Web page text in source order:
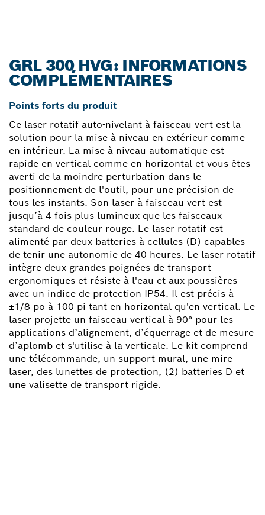
GRL 300 HVG: INFORMATIONS
COMPLÉMENTAIRES
Points forts du produit
Ce laser rotatif auto-nivelant à faisceau vert est la
solution pour la mise à niveau en extérieur comme
en intérieur. La mise à niveau automatique est
rapide en vertical comme en horizontal et vous êtes
averti de la moindre perturbation dans le
positionnement de l'outil, pour une précision de
tous les instants. Son laser à faisceau vert est
jusqu’à 4 fois plus lumineux que les faisceaux
standard de couleur rouge. Le laser rotatif est
alimenté par deux batteries à cellules (D) capables
de tenir une autonomie de 40 heures. Le laser rotatif
intègre deux grandes poignées de transport
ergonomiques et résiste à l'eau et aux poussières
avec un indice de protection IP54. Il est précis à
±1/8 po à 100 pi tant en horizontal qu'en vertical. Le
laser projette un faisceau vertical à 90° pour les
applications d’alignement, d’équerrage et de mesure
d’aplomb et s'utilise à la verticale. Le kit comprend
une télécommande, un support mural, une mire
laser, des lunettes de protection, (2) batteries D et
une valisette de transport rigide.